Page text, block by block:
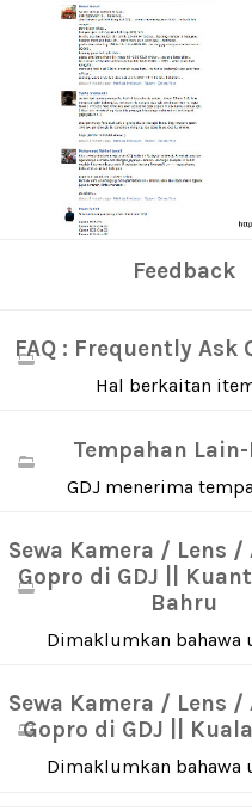
Feedback
FAQ : Frequently Ask
Hal berkaitan
Tempahan
GDJ menerima
Sewa Kamera / Lens
Gopro di GDJ ||
Bahru
Dimaklumkan bahawa
Sewa Kamera / Lens
Gopro di GDJ ||
Dimaklumkan bahawa